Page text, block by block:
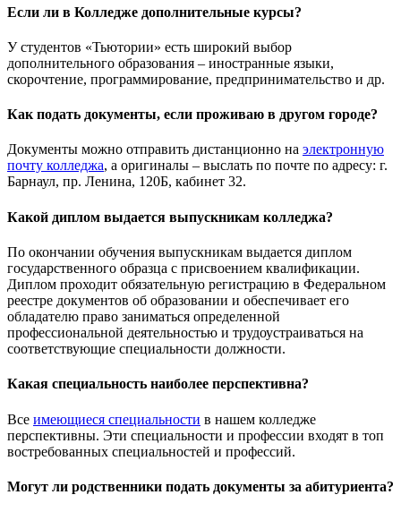
Если ли в Колледже дополнительные курсы?
У студентов «Тьютории» есть широкий выбор
дополнительного образования – иностранные языки,
скорочтение, программирование, предпринимательство и др.
Как подать документы, если проживаю в другом городе?
Документы можно отправить дистанционно на электронную
почту колледжа, а оригиналы – выслать по почте по адресу: г.
Барнаул, пр. Ленина, 120Б, кабинет 32.
Какой диплом выдается выпускникам колледжа?
По окончании обучения выпускникам выдается диплом
государственного образца с присвоением квалификации.
Диплом проходит обязательную регистрацию в Федеральном
реестре документов об образовании и обеспечивает его
обладателю право заниматься определенной
профессиональной деятельностью и трудоустраиваться на
соответствующие специальности должности.
Какая специальность наиболее перспективна?
Все имеющиеся специальности в нашем колледже
перспективны. Эти специальности и профессии входят в топ
востребованных специальностей и профессий.
Могут ли родственники подать документы за абитуриента?